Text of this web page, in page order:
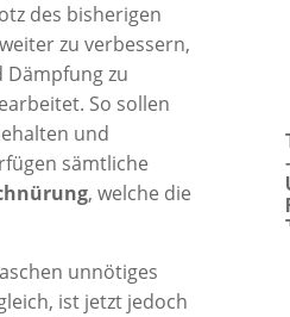
des bisherigen
zu verbessern,
Dämpfung zu
So sollen
und
sämtliche
, welche die
unnötiges
ist jetzt jedoch